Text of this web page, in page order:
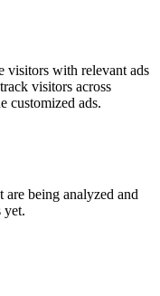
visitors with relevant ads
visitors across
customized ads.
are being analyzed and
yet.